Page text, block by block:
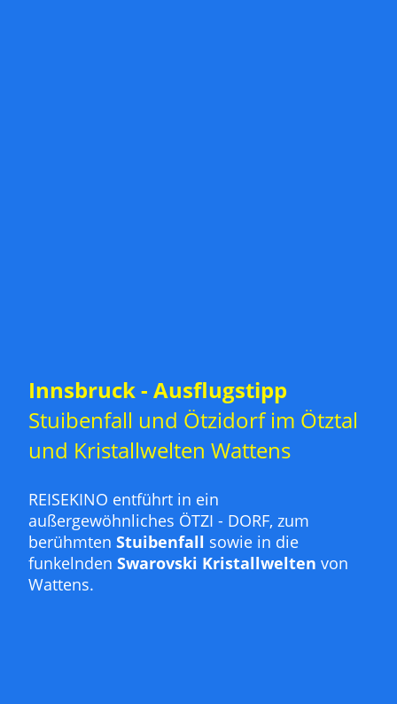
Innsbruck - Ausflugstipp
Stuibenfall und Ötzidorf im Ötztal
und Kristallwelten Wattens
REISEKINO entführt in ein
außergewöhnliches ÖTZI - DORF, zum
berühmten Stuibenfall sowie in die
funkelnden Swarovski Kristallwelten von
Wattens.